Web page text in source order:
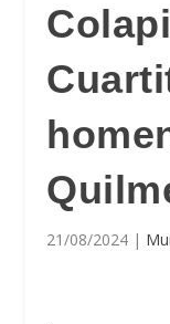
21/08/2024 |